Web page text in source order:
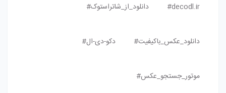
decodl.ir# دانلود_از_شاتراستوک#
دانلود_عکس_باکیفیت# دکو-دی-ال#
موتور_جستجو_عکس#